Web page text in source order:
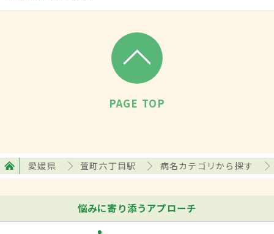
PAGE TOP
愛媛県 萱町六丁目駅 病名カテゴリから探す
悩みに寄り添うアプローチ